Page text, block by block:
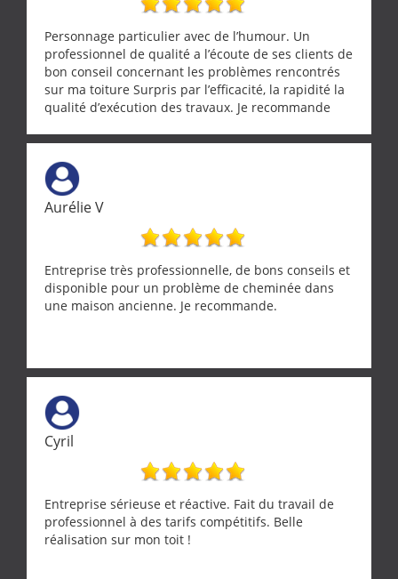
Personnage particulier avec de l’humour. Un
professionnel de qualité a l’écoute de ses clients de
bon conseil concernant les problèmes rencontrés
sur ma toiture Surpris par l’efficacité, la rapidité la
qualité d’exécution des travaux. Je recommande
Aurélie V
Entreprise très professionnelle, de bons conseils et
disponible pour un problème de cheminée dans
une maison ancienne. Je recommande.
Cyril
Entreprise sérieuse et réactive. Fait du travail de
professionnel à des tarifs compétitifs. Belle
réalisation sur mon toit !